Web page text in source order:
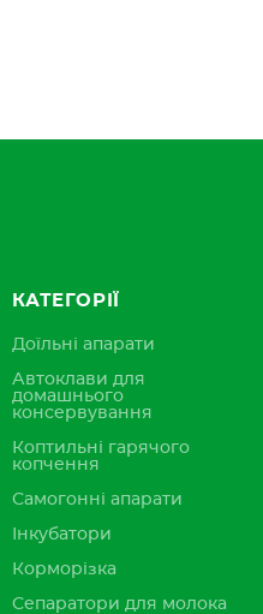
КАТЕГОРІЇ
Доїльні апарати
Автоклави для
домашнього
консервування
Коптильні гарячого
копчення
Самогонні апарати
Інкубатори
Корморізка
Сепаратори для молока